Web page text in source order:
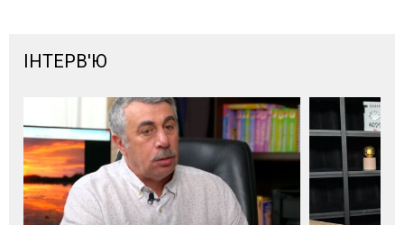
ІНТЕРВ'Ю